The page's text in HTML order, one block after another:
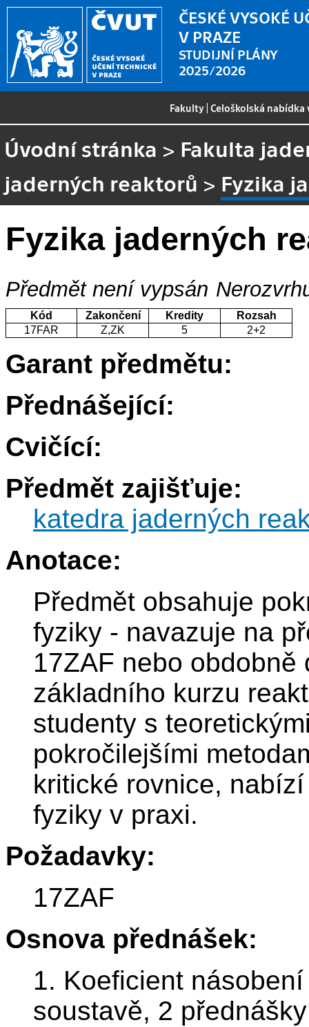
ČESKÉ VYSOKÉ
V PRAZE
STUDIJNÍ PLÁNY
2025/2026
Fakulty |Celoškolská
Úvodní stránka > Fakulta
jaderných reaktorů > Fyzika
Fyzika jaderných
Předmět není vypsán
Kód Zakončení Kredity
Rozsah
17FAR
Z,ZK 5 2+2
Garant předmětu:
Přednášející:
Cvičící:
Předmět zajišťuje:
katedra jaderných
Anotace:
Předmět obsahuje
fyziky - navazuje na
17ZAF nebo
základního kurzu
studenty s
pokročilejšími
kritické rovnice,
fyziky v praxi.
Požadavky:
17ZAF
Osnova přednášek:
1. Koeficient
soustavě, 2 přednášky